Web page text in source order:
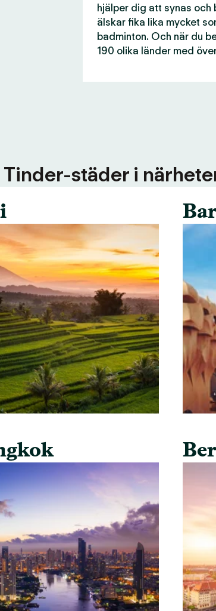
hjälper dig att synas och
älskar fika lika mycket
badminton. Och när du
190 olika länder med
städer i